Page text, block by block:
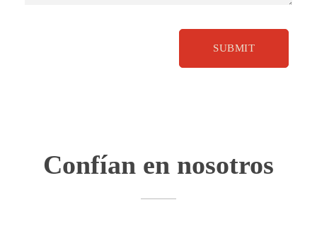
Confían en nosotros